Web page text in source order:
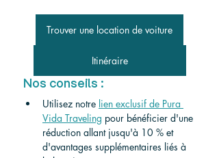
Trouver une location de voiture
Itinéraire
Nos conseils :
Utilisez notre lien exclusif de Pura
Vida Traveling pour bénéficier d'une
réduction allant jusqu'à 10 % et
d'avantages supplémentaires liés à